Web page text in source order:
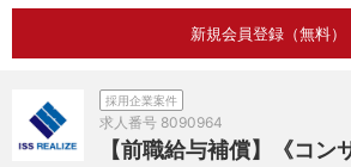
新規会員登録（無料）
採用企業案件
求人番号 8090964
【前職給与補償】《コン